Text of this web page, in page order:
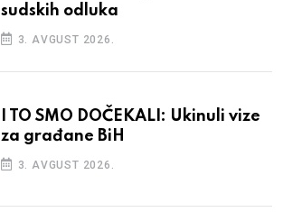
sudskih odluka
3. AVGUST 2026.
I TO SMO DOČEKALI: Ukinuli vize
za građane BiH
3. AVGUST 2026.